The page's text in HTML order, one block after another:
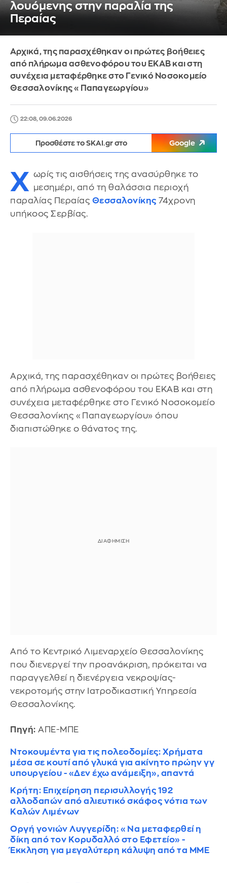
λουόμενης στην παραλία της
Περαίας
Αρχικά, της παρασχέθηκαν οι πρώτες βοήθειες
από πλήρωμα ασθενοφόρου του ΕΚΑΒ και στη
συνέχεια μεταφέρθηκε στο Γενικό Νοσοκομείο
Θεσσαλονίκης «Παπαγεωργίου»
22:08, 09.06.2026
Προσθέστε το SKAI.gr στο Google
Χ ωρίς τις αισθήσεις της ανασύρθηκε το
μεσημέρι, από τη θαλάσσια περιοχή
παραλίας Περαίας Θεσσαλονίκης 74χρονη
υπήκοος Σερβίας.
Αρχικά, της παρασχέθηκαν οι πρώτες βοήθειες
από πλήρωμα ασθενοφόρου του ΕΚΑΒ και στη
συνέχεια μεταφέρθηκε στο Γενικό Νοσοκομείο
Θεσσαλονίκης «Παπαγεωργίου» όπου
διαπιστώθηκε ο θάνατος της.
Από το Κεντρικό Λιμεναρχείο Θεσσαλονίκης
που διενεργεί την προανάκριση, πρόκειται να
παραγγελθεί η διενέργεια νεκροψίας-
νεκροτομής στην Ιατροδικαστική Υπηρεσία
Θεσσαλονίκης.
Πηγή: ΑΠΕ-ΜΠΕ
Ντοκουμέντα για τις πολεοδομίες: Χρήματα
μέσα σε κουτί από γλυκά για ακίνητο πρώην γγ
υπουργείου - «Δεν έχω ανάμειξη», απαντά
Κρήτη: Επιχείρηση περισυλλογής 192
αλλοδαπών από αλιευτικό σκάφος νότια των
Καλών Λιμένων
Οργή γονιών Λυγγερίδη: «Να μεταφερθεί η
δίκη από τον Κορυδαλλό στο Εφετείο» -
Έκκληση για μεγαλύτερη κάλυψη από τα ΜΜΕ